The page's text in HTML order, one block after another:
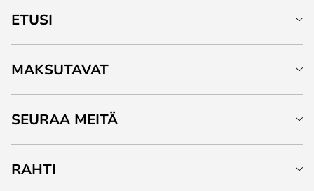
ETUSI
MAKSUTAVAT
SEURAA MEITÄ
RAHTI